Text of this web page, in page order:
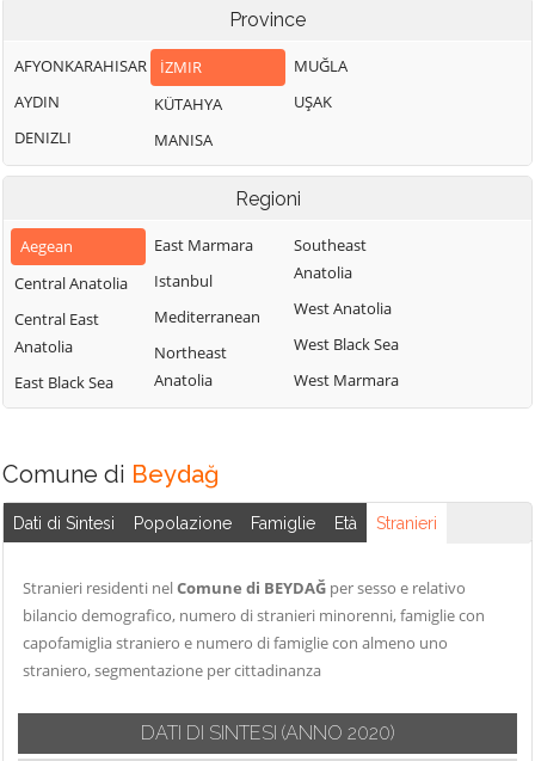
Province
AFYONKARAHISAR
AYDIN
DENIZLI
İZMIR
KÜTAHYA
MANISA
MUĞLA
UŞAK
Regioni
Aegean
Central Anatolia
Central East
Anatolia
East Black Sea
East Marmara
Istanbul
Mediterranean
Northeast
Anatolia
Southeast
Anatolia
West Anatolia
West Black Sea
West Marmara
Comune di Beydağ
Dati di Sintesi Popolazione Famiglie Età Stranieri
Stranieri residenti nelComune di BEYDAĞ per sesso e relativo
bilancio demografico, numero di stranieri minorenni, famiglie con
capofamiglia straniero e numero di famiglie con almeno uno
straniero, segmentazione per cittadinanza
DATI DI SINTESI (ANNO 2020)